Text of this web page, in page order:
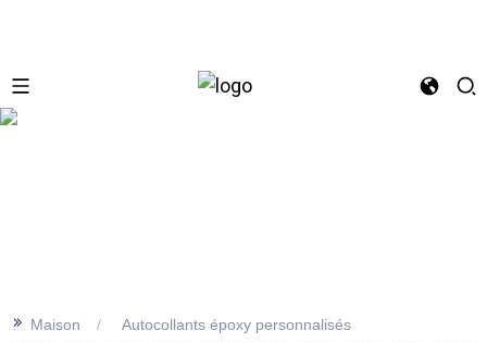
>> Maison Autocollants époxy personnalisés